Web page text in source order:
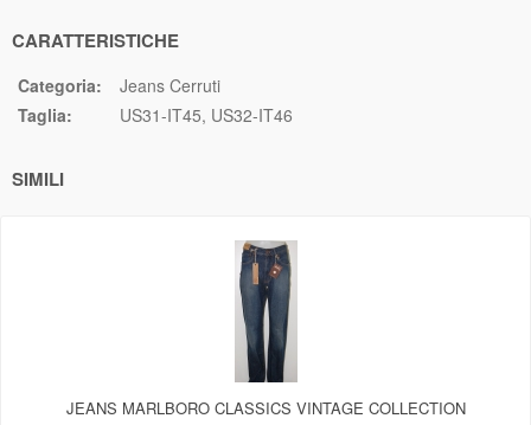
CARATTERISTICHE
Categoria:
Jeans Cerruti
Taglia:
US31-IT45 US32-IT46
SIMILI
JEANS MARLBORO CLASSICS VINTAGE COLLECTION